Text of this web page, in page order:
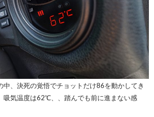
中、決死の覚悟でチョットだけ86を動かしてき
吸気温度は62℃、、踏んでも前に進まない感